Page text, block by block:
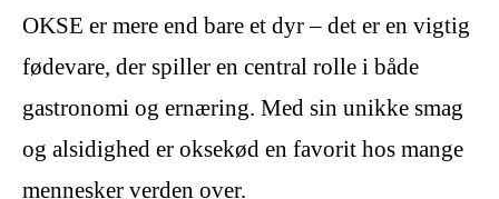
OKSE er mere end bare et dyr – det er en vigtig
fødevare, der spiller en central rolle i både
gastronomi og ernæring. Med sin unikke smag
og alsidighed er oksekød en favorit hos mange
mennesker verden over.